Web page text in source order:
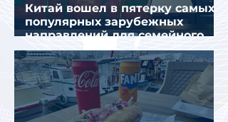
Китай вошел в пятерку самых
популярных зарубежных
направлений для семейного
отдыха летом